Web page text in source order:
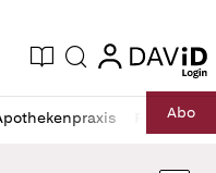
Ausgabe
Suche login
login
RechtAbo